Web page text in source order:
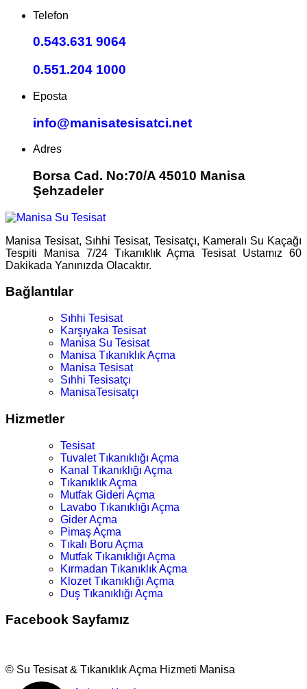
Telefon
0.543.631 9064
0.551.204 1000
Eposta
info@manisatesisatci.net
Adres
Borsa Cad. No:70/A 45010 Manisa
Şehzadeler
Manisa Tesisat, Sıhhi Tesisat, Tesisatçı, Kameralı Su Kaçağı
Tespiti Manisa 7/24 Tıkanıklık Açma Tesisat Ustamız 60
Dakikada Yanınızda Olacaktır.
Bağlantılar
Sıhhi Tesisat
Karşıyaka Tesisat
Manisa Su Tesisat
Manisa Tıkanıklık Açma
Manisa Tesisat
Sıhhi Tesisatçı
ManisaTesisatçı
Hizmetler
Tesisat
Tuvalet Tıkanıklığı Açma
Kanal Tıkanıklığı Açma
Tıkanıklık Açma
Mutfak Gideri Açma
Lavabo Tıkanıklığı Açma
Gider Açma
Pimaş Açma
Tıkalı Boru Açma
Mutfak Tıkanıklığı Açma
Kırmadan Tıkanıklık Açma
Klozet Tıkanıklığı Açma
Duş Tıkanıklığı Açma
Facebook Sayfamız
© Su Tesisat & Tıkanıklık Açma Hizmeti Manisa